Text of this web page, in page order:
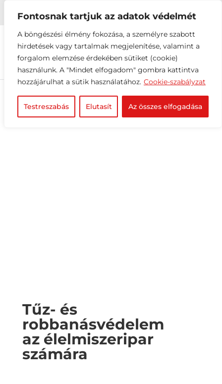
Fontosnak tartjuk az adatok védelmét
A böngészési élmény fokozása, a személyre szabott
hirdetések vagy tartalmak megjelenítése, valamint a
forgalom elemzése érdekében sütiket (cookie)
használunk. A "Mindet elfogadom" gombra kattintva
hozzájárulhat a sütik használatához. Cookie-szabályzat
Testreszabás Elutasít Az összes elfogadása
 +36 1 216 2612 info@elektrovill.hu
Tűz- és
robbanásvédelem
az élelmiszeripar
számára